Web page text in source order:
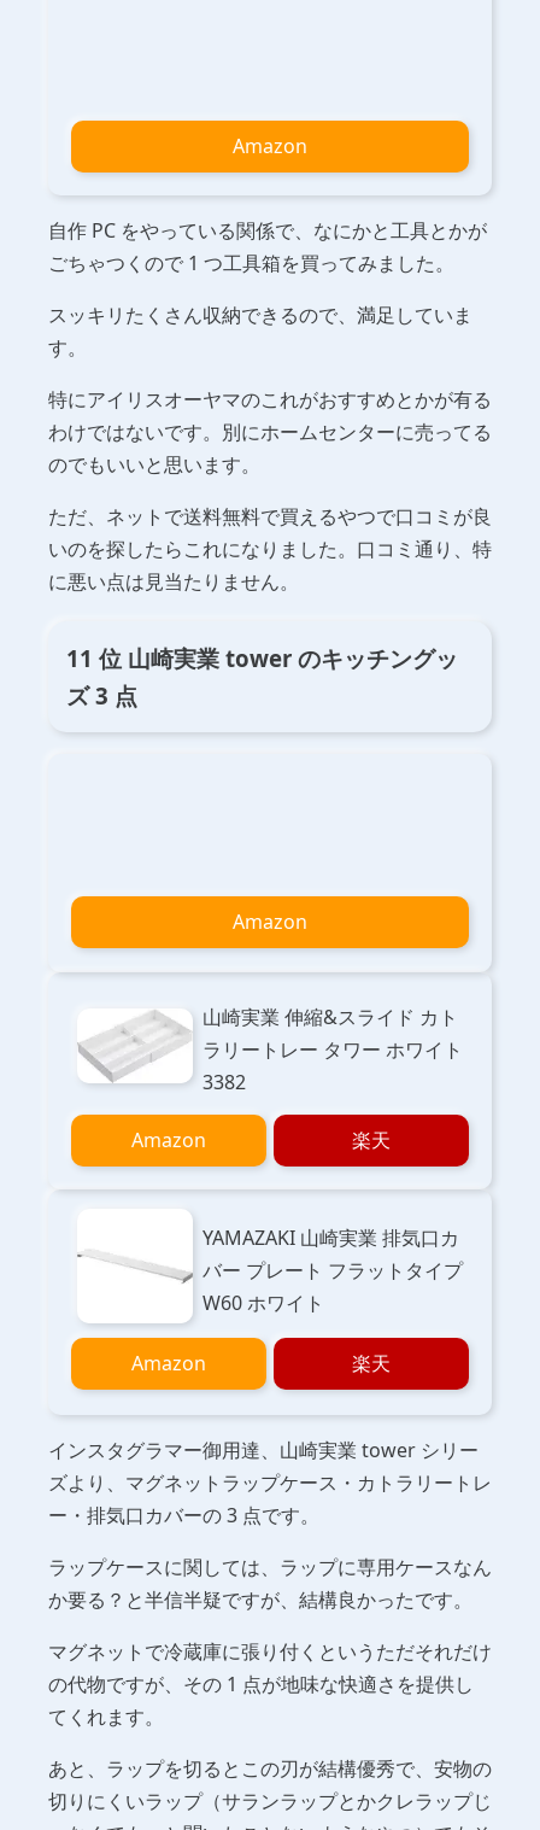
Amazon
自作 PC をやっている関係で、なにかと工具とかが
ごちゃつくので 1 つ工具箱を買ってみました。
スッキリたくさん収納できるので、満足していま
す。
特にアイリスオーヤマのこれがおすすめとかが有る
わけではないです。別にホームセンターに売ってる
のでもいいと思います。
ただ、ネットで送料無料で買えるやつで口コミが良
いのを探したらこれになりました。口コミ通り、特
に悪い点は見当たりません。
11 位 山崎実業 tower のキッチングッ
ズ 3 点
Amazon
山崎実業 伸縮&スライド カト
ラリートレー タワー ホワイト
3382
Amazon 楽天
YAMAZAKI 山崎実業 排気口カ
バー プレート フラットタイプ
W60 ホワイト
Amazon 楽天
インスタグラマー御用達、山崎実業 tower シリー
ズより、マグネットラップケース・カトラリートレ
ー・排気口カバーの 3 点です。
ラップケースに関しては、ラップに専用ケースなん
か要る？と半信半疑ですが、結構良かったです。
マグネットで冷蔵庫に張り付くというただそれだけ
の代物ですが、その 1 点が地味な快適さを提供し
てくれます。
あと、ラップを切るとこの刃が結構優秀で、安物の
切りにくいラップ（サランラップとかクレラップじ